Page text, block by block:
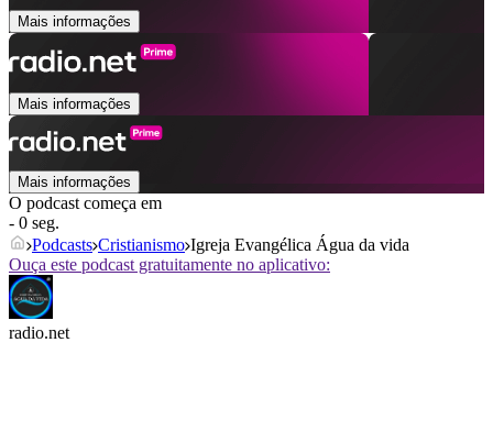
Mais informações
Mais informações
Mais informações
O podcast começa em
- 0 seg.
Podcasts Cristianismo Igreja Evangélica Água da vida
Ouça este podcast gratuitamente no aplicativo:
radio.net